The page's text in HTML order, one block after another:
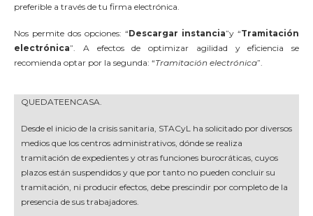
preferible a través de tu firma electrónica.
Nos permite dos opciones: “Descargar instancia”y “Tramitación
electrónica”. A efectos de optimizar agilidad y eficiencia se
recomienda optar por la segunda: “Tramitación electrónica”.
QUEDATEENCASA.
Desde el inicio de la crisis sanitaria, STACyL ha solicitado por diversos
medios que los centros administrativos, dónde se realiza
tramitación de expedientes y otras funciones burocráticas, cuyos
plazos están suspendidos y que por tanto no pueden concluir su
tramitación, ni producir efectos, debe prescindir por completo de la
presencia de sus trabajadores.